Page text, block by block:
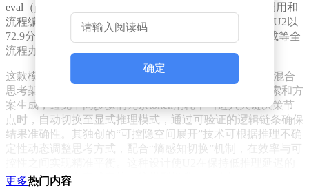
eval（pass@3）测试中76.9分的表现，验证了其在工具调用和
流程编排上的可靠性；针对办公场景的GDPval评测中，U2以
72.9分展现出涵盖数据分析、报告撰写、多格式文档生成等全
流程办公能力。
这款模型的创新突破体现在思维机制的重构上。U2采用混合
思考架构，在任务初期通过隐空间推理快速完成路径探索和方
案生成，避免中间步骤的冗余token消耗；当进入关键决策节
点时，自动切换至显式推理模式，通过可验证的逻辑链条确保
结果准确性。其独创的“可控隐空间展开”技术可根据推理不确
定性动态调整思考方式，配合“熵感知切换”机制，在效率与可
同时，复杂任务完成率较传统模型提升40%以上。
确定
更多热门内容